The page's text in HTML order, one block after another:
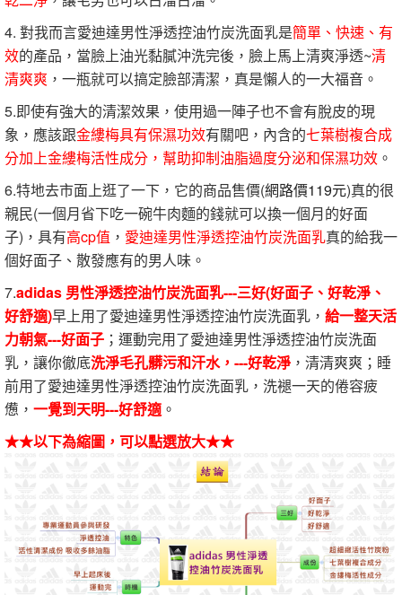
4. 對我而言愛迪達男性淨透控油竹炭洗面乳是簡單、快速、有
效的產品，當臉上油光黏膩沖洗完後，臉上馬上清爽淨透~清
清爽爽 ，一瓶就可以搞定臉部清潔，真是懶人的一大福音。
5.即使有強大的清潔效果，使用過一陣子也不會有脫皮的現
象，應該跟金縷梅具有保濕功效有關吧，內含的七葉樹複合成
分加上金縷梅活性成分，幫助抑制油脂過度分泌和保濕功效 。
6.特地去市面上逛了一下，它的商品售價(網路價119元)真的很
親民(一個月省下吃一碗牛肉麵的錢就可以換一個月的好面
子)，具有高cp值 ， 愛迪達男性淨透控油竹炭洗面乳真的給我一
個好面子、散發應有的男人味。
7.adidas 男性淨透控油竹炭洗面乳---三好(好面子、好乾淨、
好舒適)早上用了愛迪達男性淨透控油竹炭洗面乳， 給一整天活
力朝氣---好面子 ；運動完用了愛迪達男性淨透控油竹炭洗面
乳，讓你徹底洗淨毛孔髒污和汗水，---好乾淨 ，清清爽爽；睡
前用了愛迪達男性淨透控油竹炭洗面乳，洗褪一天的倦容疲
憊， 一覺到天明---好舒適 。
★★以下為縮圖，可以點選放大★★